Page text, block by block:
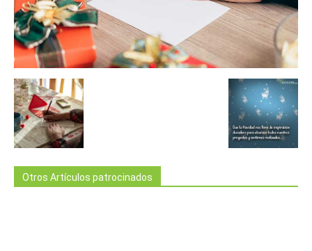
Otros Artículos patrocinados